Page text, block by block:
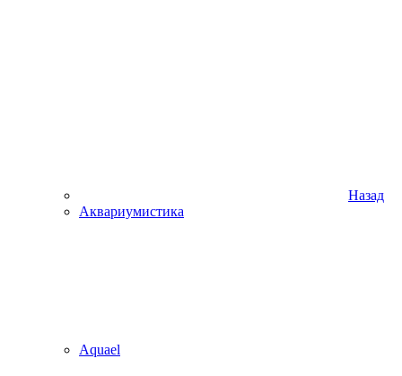
Назад
Аквариумистика
Aquael